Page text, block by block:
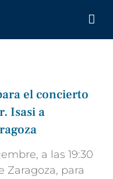
el concierto
Isasi a
a las 19:30
Zaragoza, para